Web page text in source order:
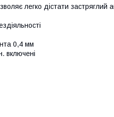
легко дістати застряглий
0,4 мм
включені